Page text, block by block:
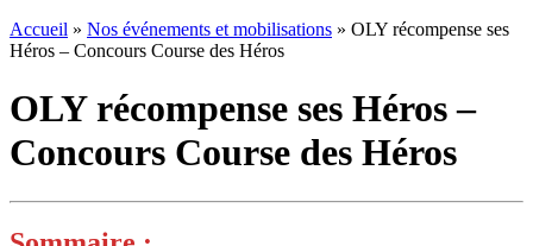
Accueil » Nos événements et mobilisations » OLY récompense ses
Héros – Concours Course des Héros
OLY récompense ses Héros –
Concours Course des Héros